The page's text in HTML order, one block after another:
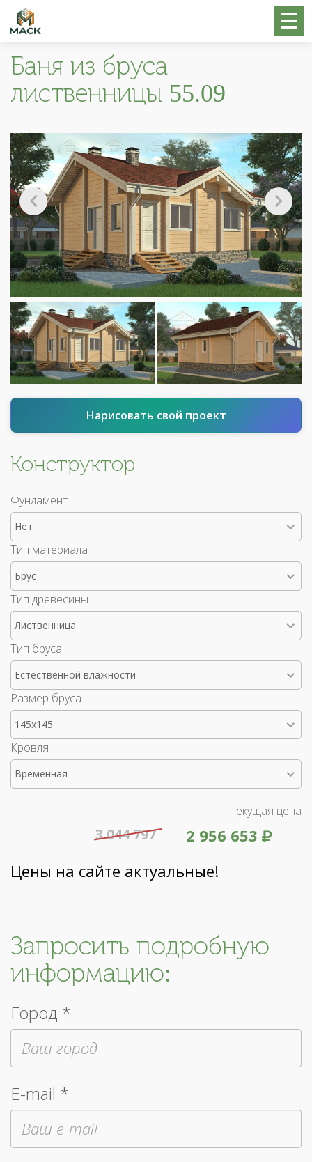
Баня из бруса
лиственницы 55.09
Нарисовать свой проект
Конструктор
Фундамент
Нет
Тип материала
Брус
Тип древесины
Лиственница
Тип бруса
Естественной влажности
Размер бруса
145x145
Кровля
Временная
Текущая цена
2 956 653
3 044 797
Цены на сайте актуальные!
Запросить подробную
информацию:
Город *
E-mail *